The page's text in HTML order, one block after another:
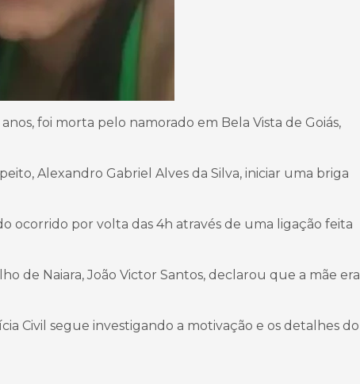
foi morta pelo namorado em Bela Vista de Goiás,
Alexandro Gabriel Alves da Silva, iniciar uma briga
ocorrido por volta das 4h através de uma ligação feita
de Naiara, João Victor Santos, declarou que a mãe era
Civil segue investigando a motivação e os detalhes do